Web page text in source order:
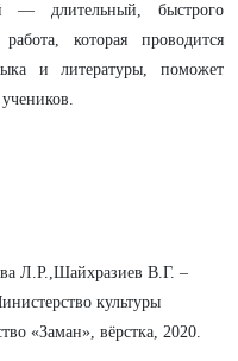
— длительный, быстрого
которая проводится
и литературы, поможет
Л.Р.,Шайхразиев В.Г. –
культуры
«Заман», вёрстка, 2020.